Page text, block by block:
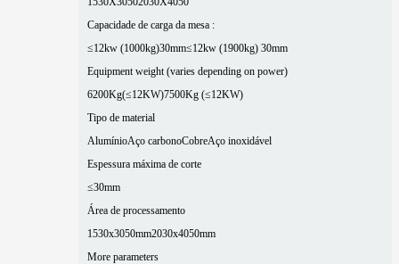
Capacidade de carga da mesa :
≤12kw (1000kg)30mm≤12kw (1900kg) 30mm
Equipment weight (varies depending on power)
6200Kg(≤12KW)7500Kg (≤12KW)
Tipo de material
AlumínioAço carbonoCobreAço inoxidável
Espessura máxima de corte
≤30mm
Área de processamento
1530x3050mm2030x4050mm
More parameters